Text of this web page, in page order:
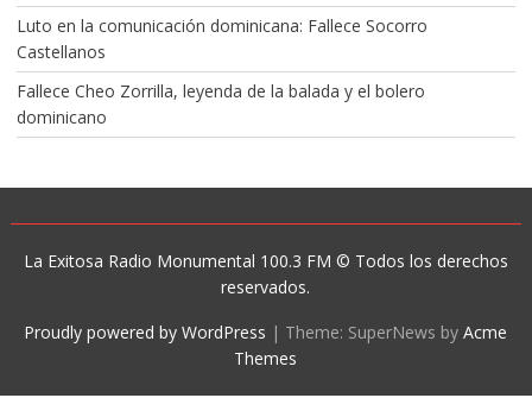
Luto en la comunicación dominicana: Fallece Socorro
Castellanos
Fallece Cheo Zorrilla, leyenda de la balada y el bolero
dominicano
La Exitosa Radio Monumental 100.3 FM © Todos los derechos
reservados.
Proudly powered by WordPress | Theme: SuperNews byAcme
Themes